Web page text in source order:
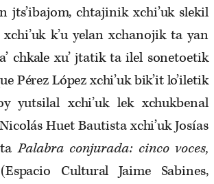
jts’ibajom, chtajinik xchi’uk slekil
k’u yelan xchanojik ta yan
chkale xu’ jtatik ta ilel sonetoetik
Pérez López xchi’uk bik’it lo’iletik
yutsilal xchi’uk lek xchukbenal
Huet Bautista xchi’uk Josías
taPalabra conjurada: cinco voces,
(Espacio Cultural Jaime Sabines,